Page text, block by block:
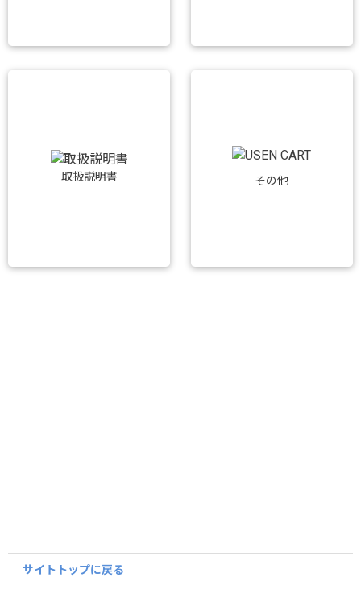
取扱説明書 その他
サイトトップに戻る